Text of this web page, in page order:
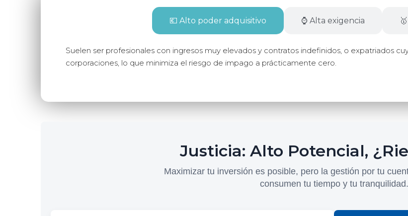
💶 Alto poder adquisitivo ⌚ Alta exigencia
Suelen ser profesionales con ingresos muy elevados y contratos indefinidos, o expatriados
corporaciones, lo que minimiza el riesgo de impago a prácticamente cero.
Justicia: Alto Potencial,
Maximizar tu inversión es posible, pero la gestión por tu
consumen tu tiempo y tu tranquilidad.